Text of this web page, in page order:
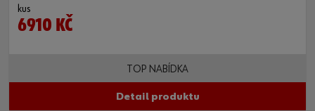
kus
6910 KČ
TOP NABÍDKA
Detail produktu